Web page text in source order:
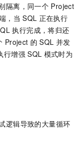
隔离，同一个 Project
，当 SQL 正在执行
执行完成，将归还
Project 的 SQL 并发
行增强 SQL 模式时为
逻辑导致的大量循环